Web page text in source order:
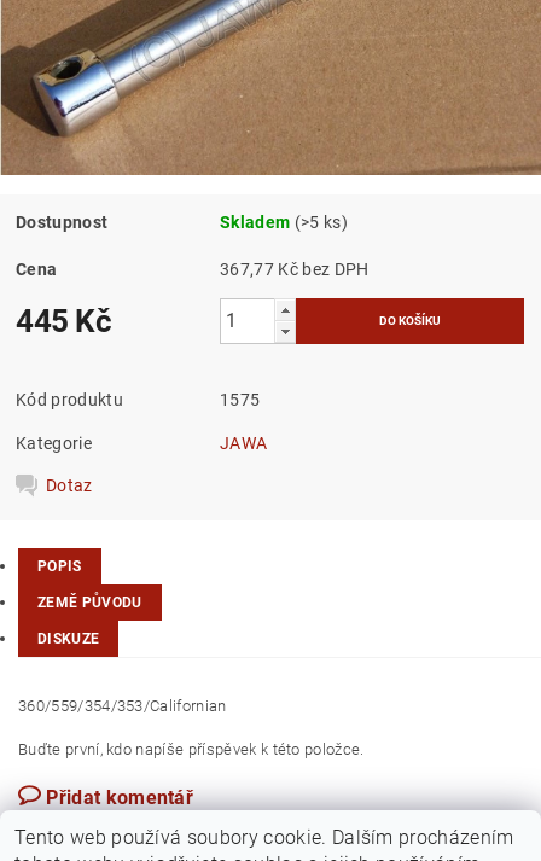
Dostupnost Skladem (>5 ks)
Cena 367,77 Kč bez DPH
445 Kč
Kód produktu 1575
Kategorie JAWA
Dotaz
POPIS
ZEMĚ PŮVODU
DISKUZE
360/559/354/353/Californian
Buďte první, kdo napíše příspěvek k této položce.
Přidat komentář
Tento web používá soubory cookie. Dalším procházením